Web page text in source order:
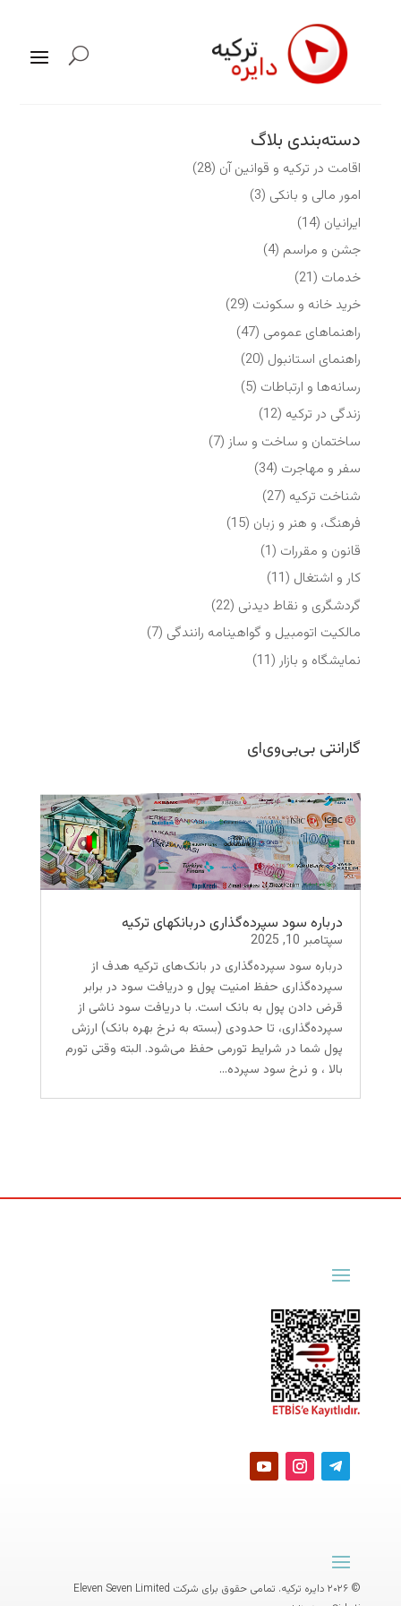
دسته‌بندی بلاگ
اقامت در ترکیه و قوانین آن (28)
امور مالی و بانکی (3)
ایرانیان (14)
جشن و مراسم (4)
خدمات (21)
خرید خانه و سکونت (29)
راهنماهای عمومی (47)
راهنمای استانبول (20)
رسانه‌ها و ارتباطات (5)
زندگی در ترکیه (12)
ساختمان و ساخت و ساز (7)
سفر و مهاجرت (34)
شناخت ترکیه (27)
فرهنگ، و هنر و زبان (15)
قانون و مقررات (1)
کار و اشتغال (11)
گردشگری و نقاط دیدنی (22)
مالکیت اتومبیل و گواهینامه رانندگی (7)
نمایشگاه‌ و بازار (11)
گارانتی بی‌بی‌وی‌ای
درباره سود سپرده‌گذاری دربانکهای ترکیه
سپتامبر 10, 2025
درباره سود سپرده‌گذاری در بانک‌های ترکیه هدف از
سپرده‌گذاری حفظ امنیت پول و دریافت سود در برابر
قرض دادن پول به بانک است. با دریافت سود ناشی از
سپرده‌گذاری، تا حدودی (بسته به نرخ بهره بانک) ارزش
پول شما در شرایط تورمی حفظ می‌شود. البته وقتی تورم
بالا ، و نرخ سود سپرده...
© ۲۰۲۶ دایره ترکیه. تمامی حقوق برای شرکت
Eleven Seven Limited